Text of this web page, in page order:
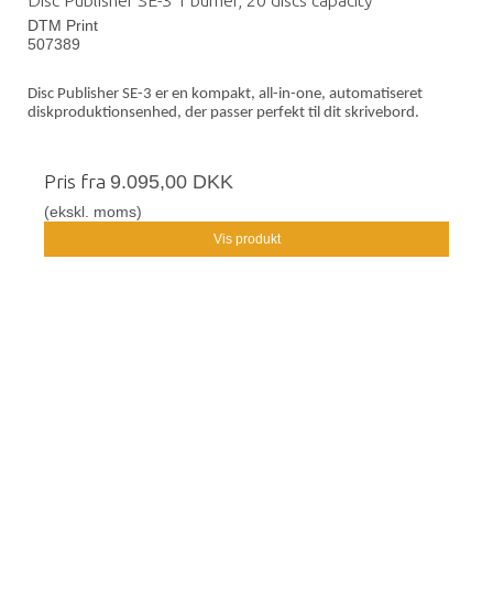
DTM Print
507389
Disc Publisher SE-3 er en kompakt, all-in-one, automatiseret
diskproduktionsenhed, der passer perfekt til dit skrivebord.
Pris fra 9.095,00 DKK
(ekskl. moms)
Vis produkt